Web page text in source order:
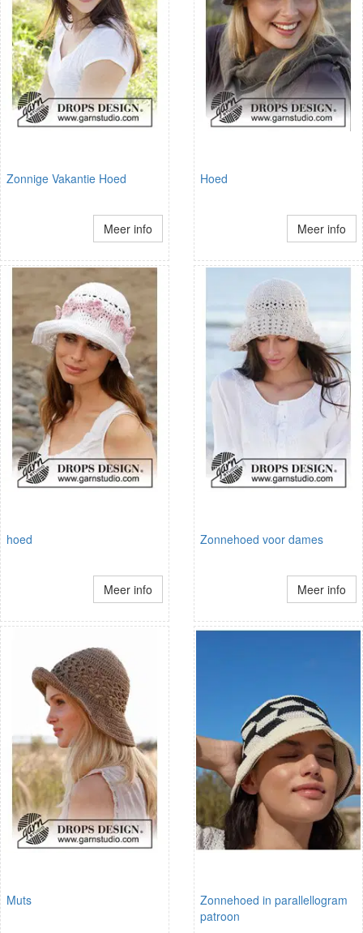
Zonnige Vakantie Hoed
Meer info
Hoed
Meer info
hoed
Meer info
Zonnehoed voor dames
Meer info
Muts
Zonnehoed in parallellogram
patroon